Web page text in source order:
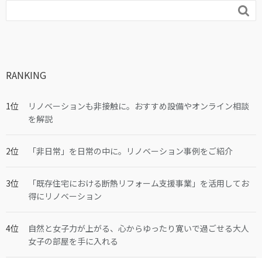

RANKING
リノベーションも非接触に。おすすめ設備やオンライン相談
を解説
「非日常」を日常の中に。リノベーション事例をご紹介
「既存住宅における断熱リフォーム支援事業」を活用してお
得にリノベーション
自然と女子力が上がる、心からゆったり寛いで過ごせる大人
女子の部屋を手に入れる